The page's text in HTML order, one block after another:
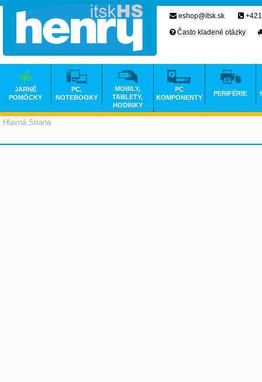
Hlavná Strana
eshop@itsk.sk
Často kladené otázky
JARNÉ
POMÔCKY
PC,
NOTEBOOKY
MOBILY,
TABLETY,
HODINKY
PC
KOMPONENTY
PERIFÉRIE